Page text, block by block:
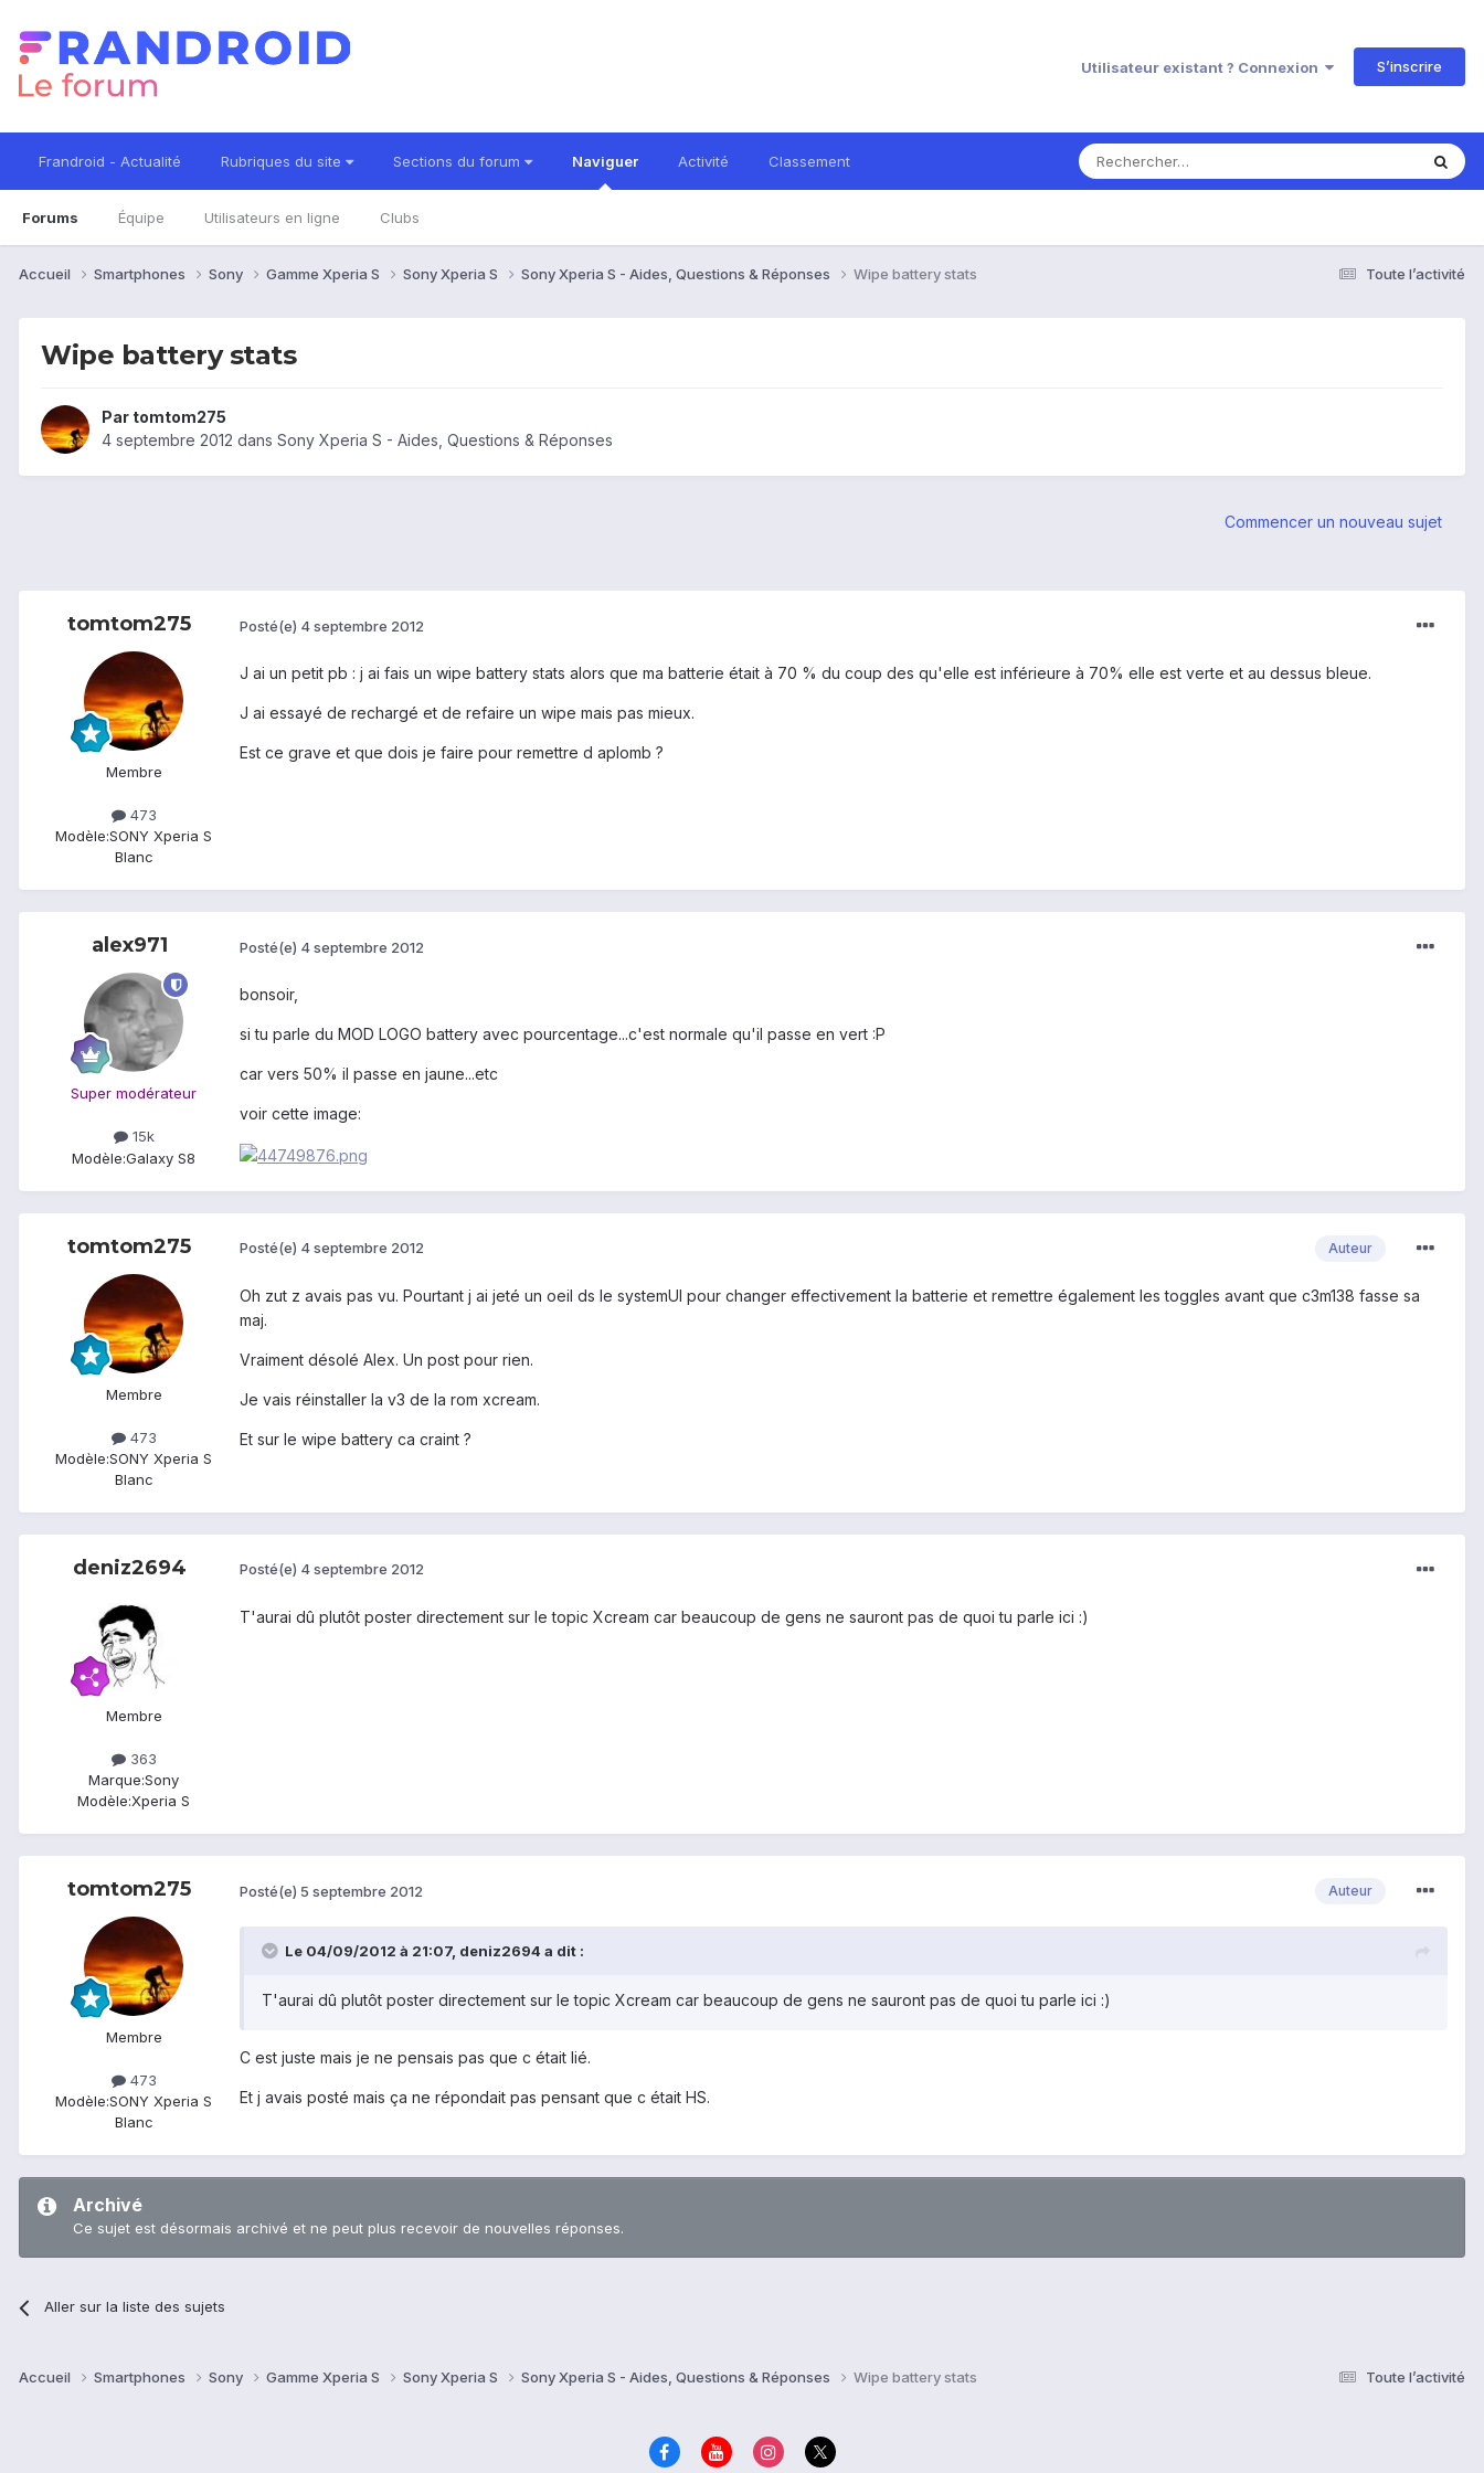
Utilisateur existant ? Connexion S’inscrire
Frandroid - Actualité Rubriques du site Sections du forum Naviguer
Forums Équipe Utilisateurs en ligne Clubs
Activité Classement
Toute l’activité
Accueil Smartphones Sony Gamme Xperia S Sony Xperia S Sony Xperia S - Aides, Questions & Réponses Wipe battery stats
Wipe battery stats
Par tomtom275
4 septembre 2012 dans Sony Xperia S - Aides, Questions & Réponses
Commencer un nouveau sujet
tomtom275
Membre
473
Modèle:SONY Xperia S
Blanc
Posté(e) 4 septembre 2012
J ai un petit pb : j ai fais un wipe battery stats alors que ma batterie était à 70 % du coup des qu'elle est inférieure à 70% elle est verte et au dessus bleue.
J ai essayé de rechargé et de refaire un wipe mais pas mieux.
Est ce grave et que dois je faire pour remettre d aplomb ?
alex971
Super modérateur
15k
Modèle:Galaxy S8
Posté(e) 4 septembre 2012
bonsoir,
si tu parle du MOD LOGO battery avec pourcentage...c'est normale qu'il passe en vert :P
car vers 50% il passe en jaune...etc
voir cette image:
tomtom275
Membre
473
Modèle:SONY Xperia S
Blanc
Auteur
Posté(e) 4 septembre 2012
Oh zut z avais pas vu. Pourtant j ai jeté un oeil ds le systemUI pour changer effectivement la batterie et remettre également les toggles avant que c3m138 fasse sa
maj.
Vraiment désolé Alex. Un post pour rien.
Je vais réinstaller la v3 de la rom xcream.
Et sur le wipe battery ca craint ?
deniz2694
Membre
363
Marque:Sony
Modèle:Xperia S
Posté(e) 4 septembre 2012
T'aurai dû plutôt poster directement sur le topic Xcream car beaucoup de gens ne sauront pas de quoi tu parle ici :)
tomtom275
Membre
473
Modèle:SONY Xperia S
Blanc
Auteur
Posté(e) 5 septembre 2012
Le 04/09/2012 à 21:07, deniz2694 a dit :
T'aurai dû plutôt poster directement sur le topic Xcream car beaucoup de gens ne sauront pas de quoi tu parle ici :)
C est juste mais je ne pensais pas que c était lié.
Et j avais posté mais ça ne répondait pas pensant que c était HS.
Archivé
Ce sujet est désormais archivé et ne peut plus recevoir de nouvelles réponses.
Aller sur la liste des sujets
Toute l’activité
Accueil Smartphones Sony Gamme Xperia S Sony Xperia S Sony Xperia S - Aides, Questions & Réponses Wipe battery stats